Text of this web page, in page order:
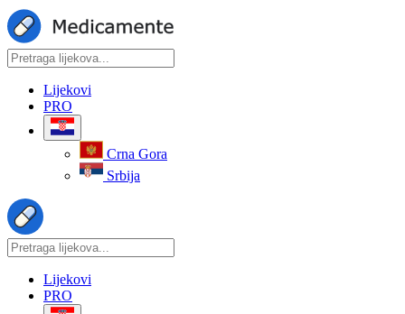
Lijekovi
PRO
Crna Gora
Srbija
Lijekovi
PRO